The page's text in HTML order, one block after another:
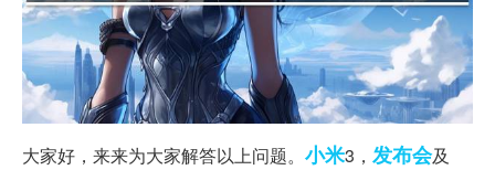
大家好，来来为大家解答以上问题。 小米3， 发布会及